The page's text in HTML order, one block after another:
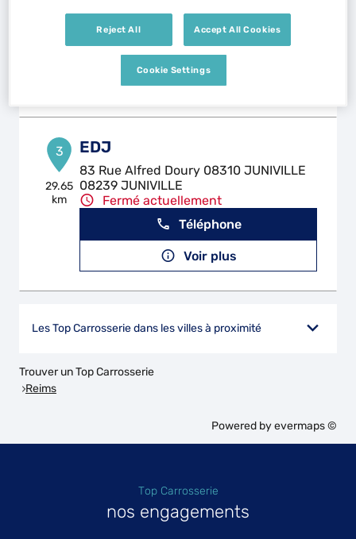
28.33 51400 MOURMELON-LE-GRAND
Fermé actuellement
Téléphone
Voir plus
3
29.65
km
EDJ
83 Rue Alfred Doury 08310 JUNIVILLE
08239 JUNIVILLE
Fermé actuellement
Téléphone
Voir plus
Les Top Carrosserie dans les villes à proximité
Trouver un Top Carrosserie
Reims
Powered byevermaps ©
Top Carrosserie
nos engagements
Reject All Accept All Cookies
Cookie Settings